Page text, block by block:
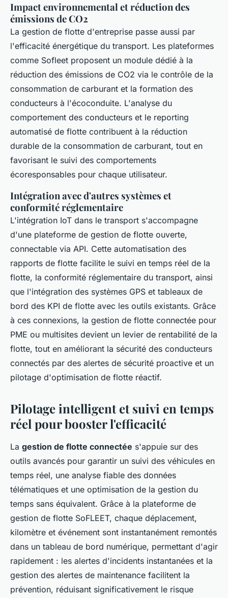
Impact environnemental et réduction des
émissions de CO2
La gestion de flotte d'entreprise passe aussi par
l'efficacité énergétique du transport. Les plateformes
comme Sofleet proposent un module dédié à la
réduction des émissions de CO2 via le contrôle de la
consommation de carburant et la formation des
conducteurs à l'écoconduite. L'analyse du
comportement des conducteurs et le reporting
automatisé de flotte contribuent à la réduction
durable de la consommation de carburant, tout en
favorisant le suivi des comportements
écoresponsables pour chaque utilisateur.
Intégration avec d'autres systèmes et
conformité réglementaire
L'intégration IoT dans le transport s'accompagne
d'une plateforme de gestion de flotte ouverte,
connectable via API. Cette automatisation des
rapports de flotte facilite le suivi en temps réel de la
flotte, la conformité réglementaire du transport, ainsi
que l'intégration des systèmes GPS et tableaux de
bord des KPI de flotte avec les outils existants. Grâce
à ces connexions, la gestion de flotte connectée pour
PME ou multisites devient un levier de rentabilité de la
flotte, tout en améliorant la sécurité des conducteurs
connectés par des alertes de sécurité proactive et un
pilotage d'optimisation de flotte réactif.
Pilotage intelligent et suivi en temps
réel pour booster l'efficacité
La gestion de flotte connectée s'appuie sur des
outils avancés pour garantir un suivi des véhicules en
temps réel, une analyse fiable des données
télématiques et une optimisation de la gestion du
temps sans équivalent. Grâce à la plateforme de
gestion de flotte SoFLEET, chaque déplacement,
kilomètre et événement sont instantanément remontés
dans un tableau de bord numérique, permettant d'agir
rapidement : les alertes d'incidents instantanées et la
gestion des alertes de maintenance facilitent la
prévention, réduisant significativement le risque